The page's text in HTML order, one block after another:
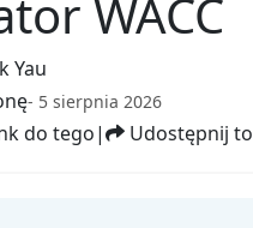
WACC
Yau
- 5 sierpnia 2026
do tego| Udostępnij to